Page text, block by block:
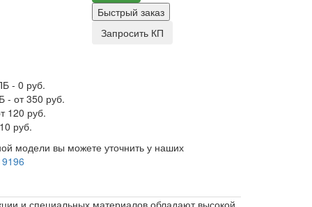
Быстрый заказ
Запросить КП
- 0 руб.
- от 350 руб.
120 руб.
руб.
модели вы можете уточнить у наших